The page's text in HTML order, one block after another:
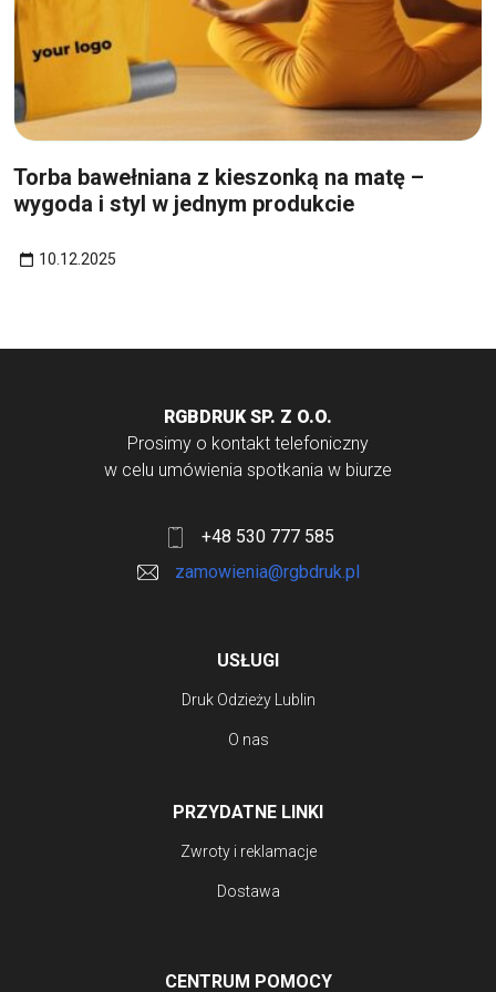
Torba bawełniana z kieszonką na matę –
wygoda i styl w jednym produkcie
10.12.2025
RGBDRUK SP. Z O.O.
Prosimy o kontakt telefoniczny
w celu umówienia spotkania w biurze
+48 530 777 585
zamowienia@rgbdruk.pl
USŁUGI
Druk Odzieży Lublin
O nas
PRZYDATNE LINKI
Zwroty i reklamacje
Dostawa
CENTRUM POMOCY